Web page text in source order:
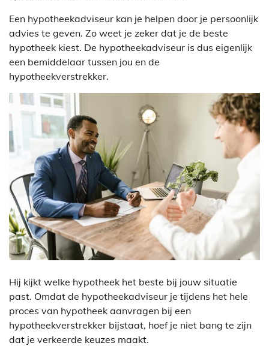
Een hypotheekadviseur kan je helpen door je persoonlijk
advies te geven. Zo weet je zeker dat je de beste
hypotheek kiest. De hypotheekadviseur is dus eigenlijk
een bemiddelaar tussen jou en de
hypotheekverstrekker.
Hij kijkt welke hypotheek het beste bij jouw situatie
past. Omdat de hypotheekadviseur je tijdens het hele
proces van hypotheek aanvragen bij een
hypotheekverstrekker bijstaat, hoef je niet bang te zijn
dat je verkeerde keuzes maakt.